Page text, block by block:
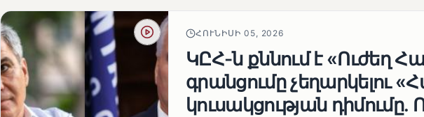
ՀՈՒՆԻՍԻ 05, 2026
ԿԸՀ-ն քննում է «Ուժեղ
գրանցումը չեղարկելու
կուսակցության դիմումը.